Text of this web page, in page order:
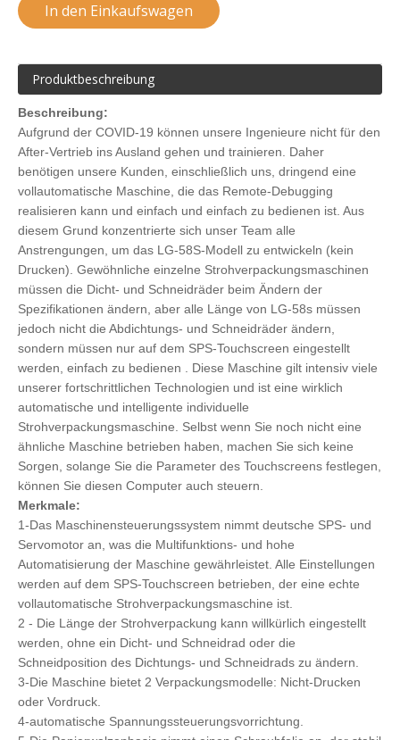
In den Einkaufswagen
Produktbeschreibung
Beschreibung:
Aufgrund der COVID-19 können unsere Ingenieure nicht für den
After-Vertrieb ins Ausland gehen und trainieren. Daher
benötigen unsere Kunden, einschließlich uns, dringend eine
vollautomatische Maschine, die das Remote-Debugging
realisieren kann und einfach und einfach zu bedienen ist. Aus
diesem Grund konzentrierte sich unser Team alle
Anstrengungen, um das LG-58S-Modell zu entwickeln (kein
Drucken). Gewöhnliche einzelne Strohverpackungsmaschinen
müssen die Dicht- und Schneidräder beim Ändern der
Spezifikationen ändern, aber alle Länge von LG-58s müssen
jedoch nicht die Abdichtungs- und Schneidräder ändern,
sondern müssen nur auf dem SPS-Touchscreen eingestellt
werden, einfach zu bedienen . Diese Maschine gilt intensiv viele
unserer fortschrittlichen Technologien und ist eine wirklich
automatische und intelligente individuelle
Strohverpackungsmaschine. Selbst wenn Sie noch nicht eine
ähnliche Maschine betrieben haben, machen Sie sich keine
Sorgen, solange Sie die Parameter des Touchscreens festlegen,
können Sie diesen Computer auch steuern.
Merkmale:
1-Das Maschinensteuerungssystem nimmt deutsche SPS- und
Servomotor an, was die Multifunktions- und hohe
Automatisierung der Maschine gewährleistet. Alle Einstellungen
werden auf dem SPS-Touchscreen betrieben, der eine echte
vollautomatische Strohverpackungsmaschine ist.
2 - Die Länge der Strohverpackung kann willkürlich eingestellt
werden, ohne ein Dicht- und Schneidrad oder die
Schneidposition des Dichtungs- und Schneidrads zu ändern.
3-Die Maschine bietet 2 Verpackungsmodelle: Nicht-Drucken
oder Vordruck.
4-automatische Spannungssteuerungsvorrichtung.